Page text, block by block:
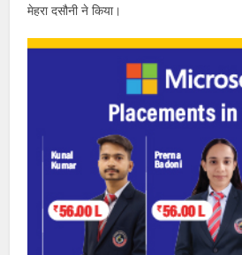
मेहरा दसौनी ने किया।